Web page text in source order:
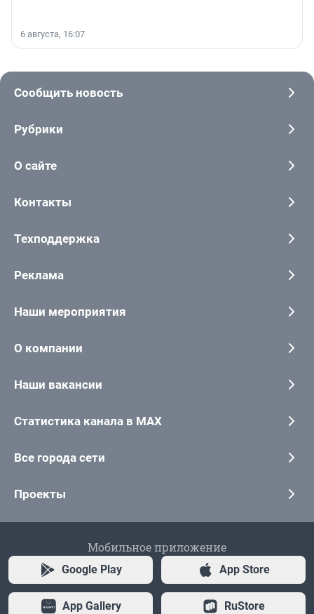
6 августа, 16:07
Сообщить новость
Рубрики
О сайте
Контакты
Техподдержка
Реклама
Наши мероприятия
О компании
Наши вакансии
Статистика канала в MAX
Все города сети
Проекты
Мобильное приложение
Google Play App Store
App Gallery RuStore